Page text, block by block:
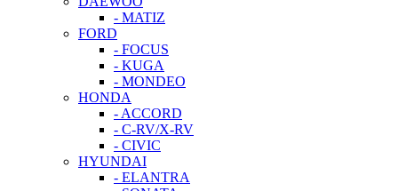
- MATIZ
FORD
- FOCUS
- KUGA
- MONDEO
HONDA
- ACCORD
- C-RV/X-RV
- CIVIC
HYUNDAI
- ELANTRA